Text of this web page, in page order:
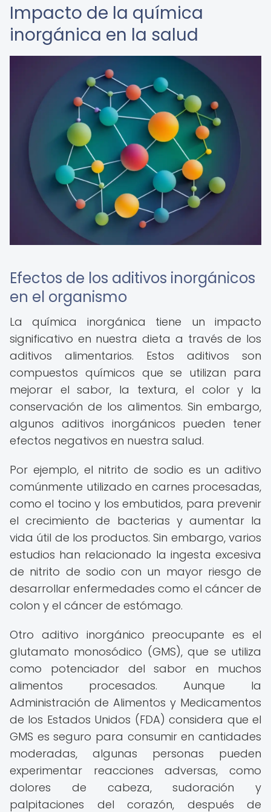
Impacto de la química
inorgánica en la salud
Efectos de los aditivos inorgánicos
en el organismo
La química inorgánica tiene un impacto
significativo en nuestra dieta a través de los
aditivos alimentarios. Estos aditivos son
compuestos químicos que se utilizan para
mejorar el sabor, la textura, el color y la
conservación de los alimentos. Sin embargo,
algunos aditivos inorgánicos pueden tener
efectos negativos en nuestra salud.
Por ejemplo, el nitrito de sodio es un aditivo
comúnmente utilizado en carnes procesadas,
como el tocino y los embutidos, para prevenir
el crecimiento de bacterias y aumentar la
vida útil de los productos. Sin embargo, varios
estudios han relacionado la ingesta excesiva
de nitrito de sodio con un mayor riesgo de
desarrollar enfermedades como el cáncer de
colon y el cáncer de estómago.
Otro aditivo inorgánico preocupante es el
glutamato monosódico (GMS), que se utiliza
como potenciador del sabor en muchos
alimentos procesados. Aunque la
Administración de Alimentos y Medicamentos
de los Estados Unidos (FDA) considera que el
GMS es seguro para consumir en cantidades
moderadas, algunas personas pueden
experimentar reacciones adversas, como
dolores de cabeza, sudoración y
palpitaciones del corazón, después de